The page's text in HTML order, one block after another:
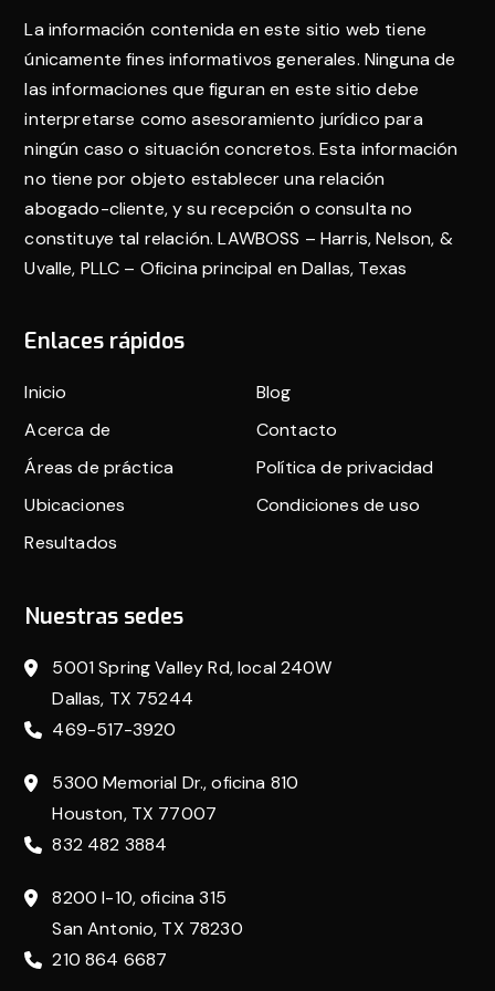
página
La información contenida en este sitio web tiene
únicamente fines informativos generales. Ninguna de
las informaciones que figuran en este sitio debe
interpretarse como asesoramiento jurídico para
ningún caso o situación concretos. Esta información
no tiene por objeto establecer una relación
abogado-cliente, y su recepción o consulta no
constituye tal relación. LAWBOSS – Harris, Nelson, &
Uvalle, PLLC – Oficina principal en Dallas, Texas
Enlaces rápidos
Inicio
Acerca de
Áreas de práctica
Ubicaciones
Resultados
Blog
Contacto
Política de privacidad
Condiciones de uso
Nuestras sedes
5001 Spring Valley Rd, local 240W
Dallas, TX 75244
469-517-3920
5300 Memorial Dr., oficina 810
Houston, TX 77007
832 482 3884
8200 I-10, oficina 315
San Antonio, TX 78230
210 864 6687